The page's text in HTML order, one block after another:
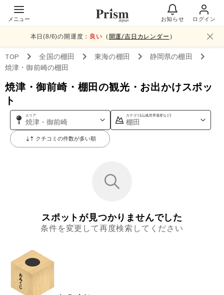
メニュー お知らせ ログイン
本日(8/6)の開運度： 良い （ 開運/吉日カレンダー ）
TOP 全国の棚田 東海の棚田 静岡県の棚田
焼津・御前崎の棚田
焼津・御前崎・棚田の観光・お出かけスポッ
ト
エリア
焼津・御前崎
カテゴリ(山,城,世界遺産など)
棚田
クチコミの件数が多い順
スポットが見つかりませんでした
条件を変更して再度検索してください